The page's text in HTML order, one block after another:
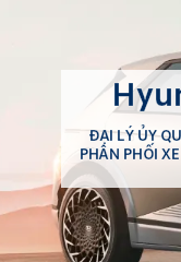
ĐẠI LÝ ỦY
PHÂN PHỐI